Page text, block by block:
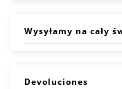
Wysyłamy na cały
Devoluciones